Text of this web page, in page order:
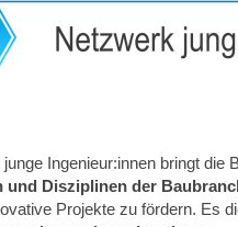
Ingenieur:innen bringt die
und Disziplinen der
Projekte zu fördern. Es